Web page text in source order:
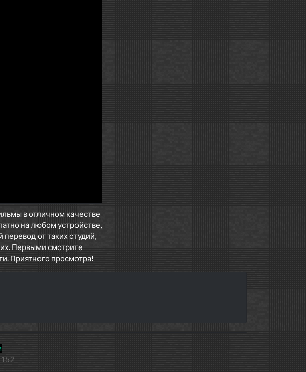
27 февраля 2017
в отличном качестве
на любом устройстве,
от таких студий,
Первыми смотрите
Приятного просмотра!